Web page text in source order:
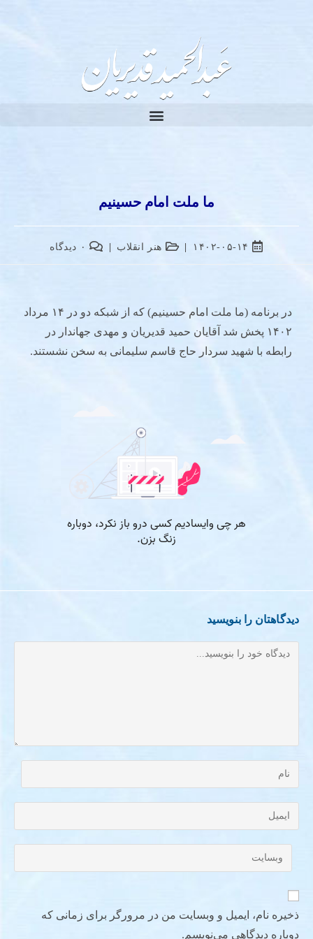
ما ملت امام حسینیم
۱۴۰۲-۰۵-۱۴ هنر انقلاب ۰ دیدگاه
در برنامه (ما ملت امام حسینیم) که از شبکه دو در ۱۴ مرداد
۱۴۰۲ پخش شد آقایان حمید قدیریان و مهدی جهاندار در
رابطه با شهید سردار حاج قاسم سلیمانی به سخن نشستند.
دیدگاهتان را بنویسید
ذخیره نام، ایمیل و وبسایت من در مرورگر برای زمانی که
دوباره دیدگاهی می‌نویسم.